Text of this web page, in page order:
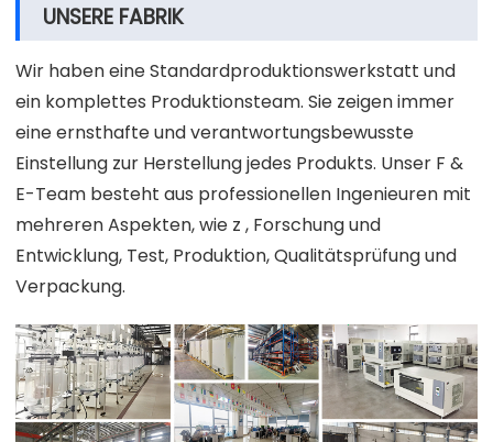
UNSERE FABRIK
Wir haben eine Standardproduktionswerkstatt und
ein komplettes Produktionsteam. Sie zeigen immer
eine ernsthafte und verantwortungsbewusste
Einstellung zur Herstellung jedes Produkts. Unser F &
E-Team besteht aus professionellen Ingenieuren mit
mehreren Aspekten, wie z , Forschung und
Entwicklung, Test, Produktion, Qualitätsprüfung und
Verpackung.